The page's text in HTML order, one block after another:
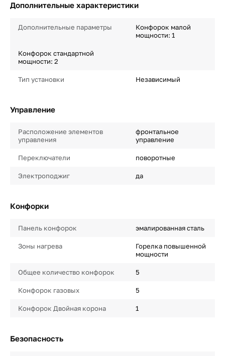
Дополнительные характеристики
Дополнительные параметры
Конфорок малой
мощности: 1
Конфорок стандартной
мощности: 2
Тип установки Независимый
Управление
Расположение элементов
управления
фронтальное
управление
Переключатели поворотные
Электроподжиг да
Конфорки
Панель конфорок эмалированная сталь
Зоны нагрева
Горелка повышенной
мощности
Общее количество конфорок 5
Конфорок газовых 5
Конфорок Двойная корона 1
Безопасность